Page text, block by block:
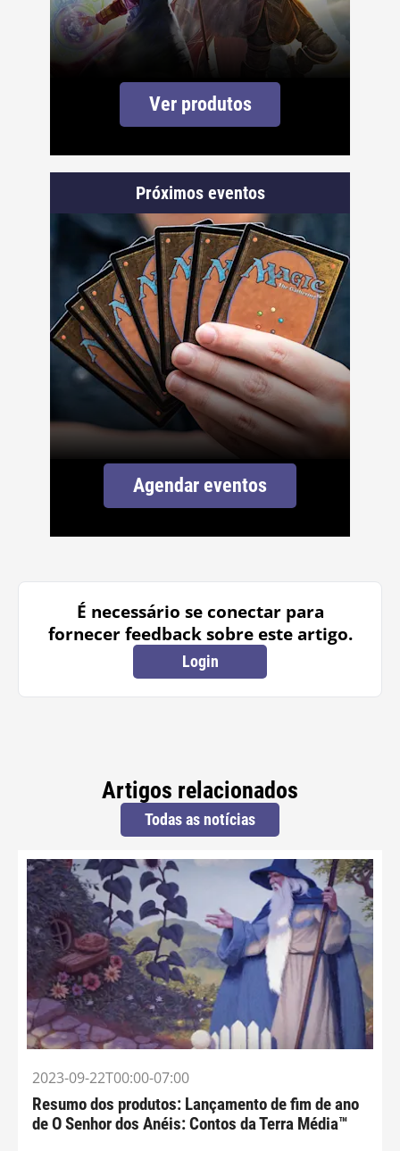
Ver produtos
Próximos eventos
Agendar eventos
É necessário se conectar para
fornecer feedback sobre este artigo.
Login
Artigos relacionados
Todas as notícias
2023-09-22T00:00-07:00
Resumo dos produtos: Lançamento de fim de ano
de O Senhor dos Anéis: Contos da Terra Média™